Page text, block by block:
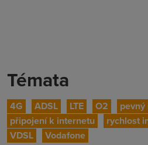
Témata
4G ADSL LTE O2
připojení k internetu
rychlost
VDSL
Vodafone